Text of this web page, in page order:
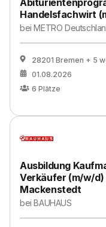
Handelsfachwirt
beiMETRO
28201 Bremen + 5
01.08.2026
6 Plätze
Ausbildung
Verkäufer (m/w/
Mackenstedt
beiBAUHAUS